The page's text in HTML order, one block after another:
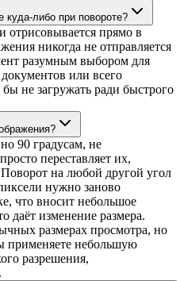
куда-либо при повороте?
отрисовывается прямо в
никогда не отправляется
разумным выбором для
или всего
не загружать ради быстрого
90 градусам, не
переставляет их,
Поворот на любой другой угол
нужно заново
что вносит небольшое
даёт изменение размера.
размерах просмотра, но
применяете небольшую
разрешения,